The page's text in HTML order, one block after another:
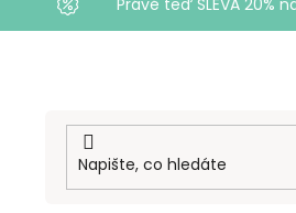
Právě teď SLEVA 20%